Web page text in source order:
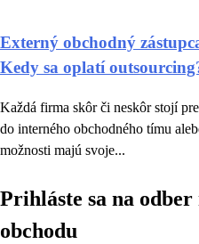
Externý obchodný
Kedy sa oplatí
Každá firma skôr či neskôr stojí
do interného obchodného tímu
možnosti majú svoje...
Prihláste sa na
obchodu